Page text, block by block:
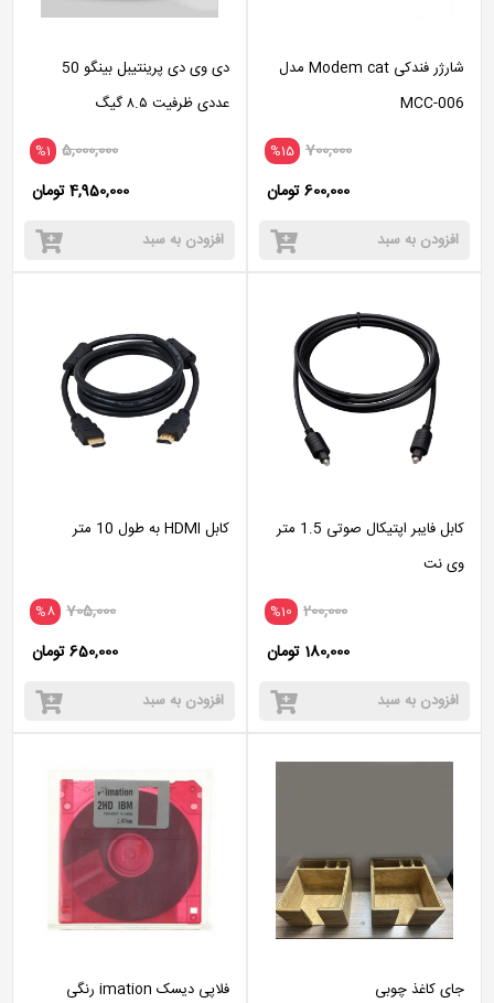
شارژر فندکی Modem cat مدل
MCC-006
%15 700,000
600,000 تومان
افزودن به سبد
دی وی دی پرینتیبل بینگو 50
عددی ظرفیت ۸.۵ گیگ
%1 5,000,000
4,950,000 تومان
افزودن به سبد
کابل فایبر اپتیکال صوتی 1.5 متر
وی نت
%10 200,000
180,000 تومان
افزودن به سبد
کابل HDMI به طول 10 متر
%8 705,000
650,000 تومان
افزودن به سبد
جای کاغذ چوبی
فلاپی دیسک imation رنگی